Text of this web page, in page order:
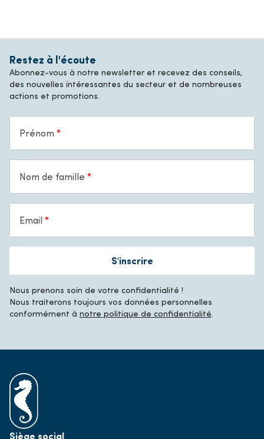
Restez à l'écoute
Abonnez-vous à notre newsletter et recevez des conseils,
des nouvelles intéressantes du secteur et de nombreuses
actions et promotions.
Prénom
Nom de famille
Email
S'inscrire
Nous prenons soin de votre confidentialité !
Nous traiterons toujours vos données personnelles
conformément à notre politique de confidentialité.
Siège social